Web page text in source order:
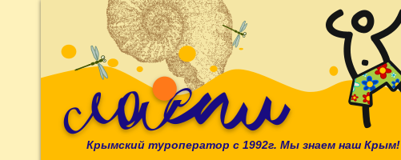
Крымский туроператор с 1992г. Мы знаем наш Крым!